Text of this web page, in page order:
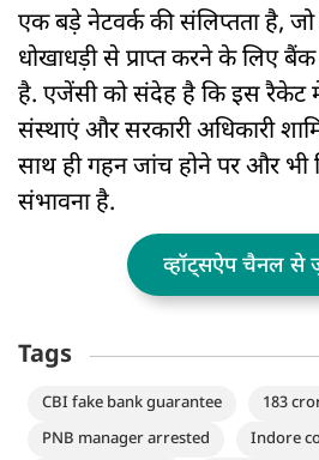
एक बड़े नेटवर्क की संलिप्तता है,
धोखाधड़ी से प्राप्त करने के लिए बैंक
है. एजेंसी को संदेह है कि इस रैकेट
संस्थाएं और सरकारी अधिकारी
साथ ही गहन जांच होने पर और भी
संभावना है.
व्हॉट्सऐप चैनल से
Tags
CBI fake bank guarantee
183
PNB manager arrested
Indore